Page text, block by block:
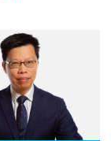
View Tara Fitz